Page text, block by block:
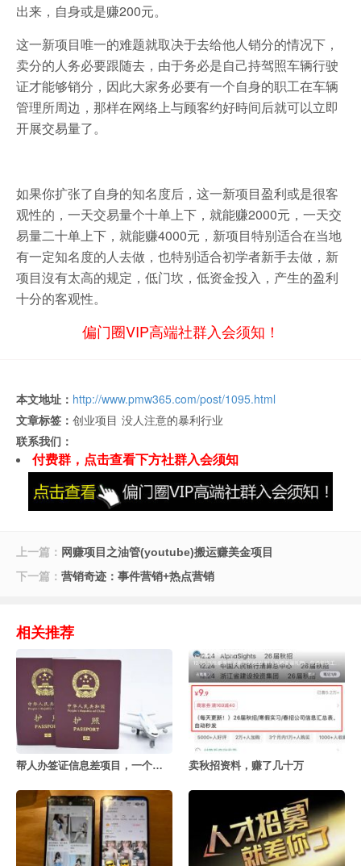
出来，自身或是赚200元。
这一新项目唯一的难题就取决于去给他人销分的情况下，
卖分的人务必要跟随去，由于务必是自己持驾照车辆行驶
证才能够销分，因此大家务必要有一个自身的职工在车辆
管理所周边，那样在网络上与顾客约好時间后就可以立即
开展交易量了。
如果你扩张了自身的知名度后，这一新项目盈利或是很客
观性的，一天交易量个十单上下，就能赚2000元，一天交
易量二十单上下，就能赚4000元，新项目特别适合在当地
有一定知名度的人去做，也特别适合初学者新手去做，新
项目沒有太高的规定，低门坎，低资金投入，产生的盈利
十分的客观性。
偏门圈VIP高端社群入会须知！
本文地址： http://www.pmw365.com/post/1095.html
文章标签： 创业项目 没人注意的暴利行业
联系我们：
付费群，点击查看下方社群入会须知
上一篇： 网赚项目之油管(youtube)搬运赚美金项目
下一篇： 营销奇迹：事件营销+热点营销
相关推荐
帮人办签证信息差项目，一个月赚几十万 卖秋招资料，赚了几十万